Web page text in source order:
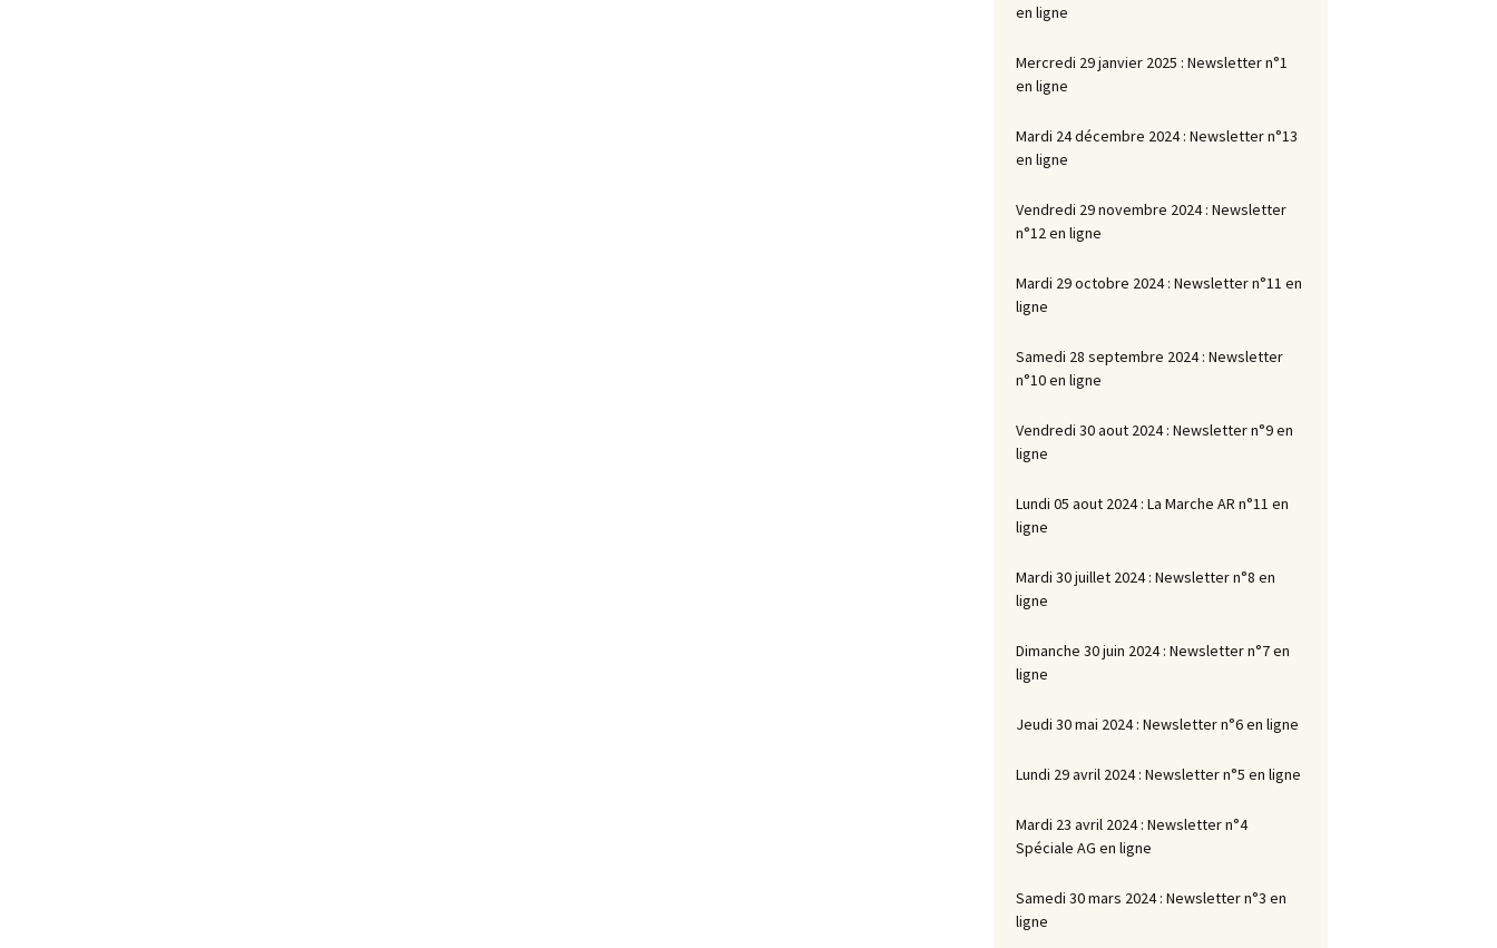
en ligne
Mercredi 29 janvier 2025 : Newsletter n°1
en ligne
Mardi 24 décembre 2024 : Newsletter n°13
en ligne
Vendredi 29 novembre 2024 : Newsletter
n°12 en ligne
Mardi 29 octobre 2024 : Newsletter n°11 en
ligne
Samedi 28 septembre 2024 : Newsletter
n°10 en ligne
Vendredi 30 aout 2024 : Newsletter n°9 en
ligne
Lundi 05 aout 2024 : La Marche AR n°11 en
ligne
Mardi 30 juillet 2024 : Newsletter n°8 en
ligne
Dimanche 30 juin 2024 : Newsletter n°7 en
ligne
Jeudi 30 mai 2024 : Newsletter n°6 en ligne
Lundi 29 avril 2024 : Newsletter n°5 en ligne
Mardi 23 avril 2024 : Newsletter n°4
Spéciale AG en ligne
Samedi 30 mars 2024 : Newsletter n°3 en
ligne